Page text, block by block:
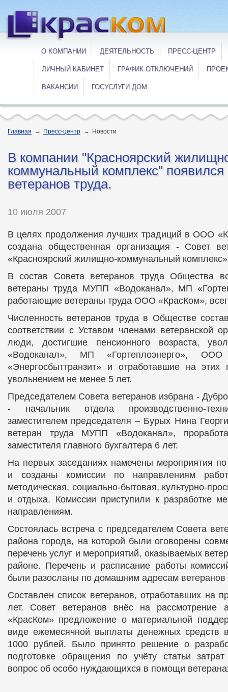
О КОМПАНИИ ДЕЯТЕЛЬНОСТЬ ПРЕСС-ЦЕНТР
ЛИЧНЫЙ КАБИНЕТ ГРАФИК ОТКЛЮЧЕНИЙ
ВАКАНСИИ ГОСУСЛУГИ ДОМ
Главная → Пресс-центр → Новости
В компании "Красноярский
коммунальный комплекс" появился
ветеранов труда.
10 июля 2007
В целях продолжения лучших традиций в ООО
создана общественная организация - Совет
«Красноярский жилищно-коммунальный
В состав Совета ветеранов труда Общества
ветераны труда МУПП «Водоканал», МП
работающие ветераны труда ООО «КрасКом»,
Численность ветеранов труда в Обществе
соответствии с Уставом членами ветеранской
люди, достигшие пенсионного возраста,
«Водоканал», МП «Гортеплоэнерго»,
«Энергосбыттранзит» и отработавшие на этих
увольнением не менее 5 лет.
Председателем Совета ветеранов избрана -
- начальник отдела производственно-
заместителем председателя – Бурых Нина
ветеран труда МУПП «Водоканал»,
заместителя главного бухгалтера 6 лет.
На первых заседаниях намечены мероприятия
и созданы комиссии по направлениям
методическая, социально-бытовая, культурно-
и отдыха. Комиссии приступили к разработке
направлениям.
Состоялась встреча с председателем Совета
района города, на которой были оговорены
перечень услуг и мероприятий, оказываемых
районе. Перечень и расписание работы
были разосланы по домашним адресам
Составлен список ветеранов, отработавших на
лет. Совет ветеранов внёс на рассмотрение
«КрасКом» предложение о материальной
виде ежемесячной выплаты денежных средств
1000 рублей. Было принято решение о
подготовке обращения по учёту статьи
вопрос об особо нуждающихся в помощи